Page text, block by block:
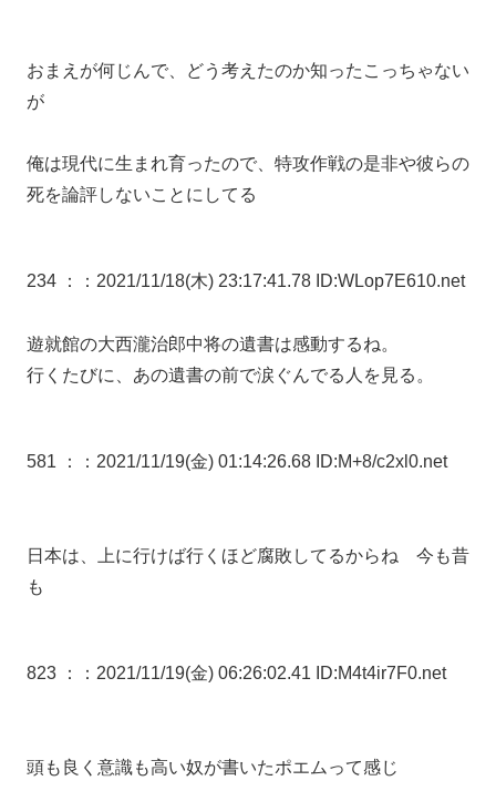
おまえが何じんで、どう考えたのか知ったこっちゃない
が
俺は現代に生まれ育ったので、特攻作戦の是非や彼らの
死を論評しないことにしてる
234 ： ：2021/11/18(木) 23:17:41.78 ID:WLop7E610.net
遊就館の大西瀧治郎中将の遺書は感動するね。
行くたびに、あの遺書の前で涙ぐんでる人を見る。
581 ： ：2021/11/19(金) 01:14:26.68 ID:M+8/c2xl0.net
日本は、上に行けば行くほど腐敗してるからね 今も昔
も
823 ： ：2021/11/19(金) 06:26:02.41 ID:M4t4ir7F0.net
頭も良く意識も高い奴が書いたポエムって感じ